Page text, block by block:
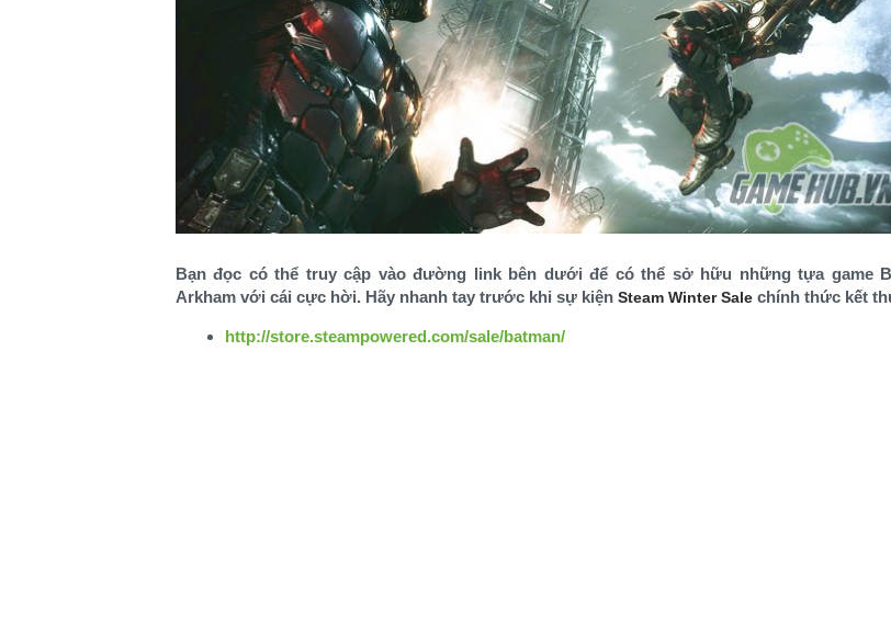
Bạn đọc có thể truy cập vào đường link bên dưới để có thể sở hữu những tựa game
Arkham với cái cực hời. Hãy nhanh tay trước khi sự kiện Steam Winter Sale chính thức kết
http://store.steampowered.com/sale/batman/